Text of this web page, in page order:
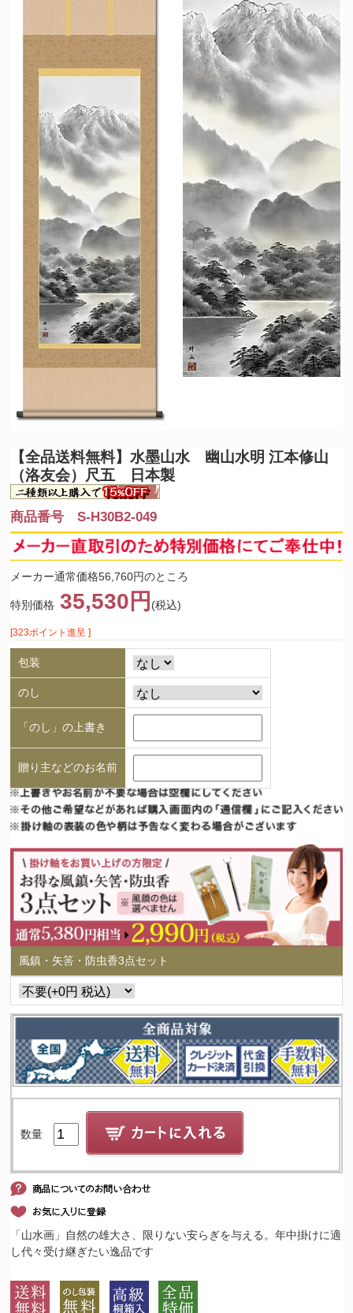
【全品送料無料】水墨山水 幽山水明 江本修山
（洛友会）尺五 日本製
商品番号 S-H30B2-049
メーカー通常価格56,760円のところ
特別価格 35,530円 (税込)
[323ポイント進呈 ]
包装
のし
「のし」の上書き
贈り主などのお名前
風鎮・矢筈・防虫香3点セット
数量
「山水画」自然の雄大さ、限りない安らぎを与える。年中掛けに適
し代々受け継ぎたい逸品です